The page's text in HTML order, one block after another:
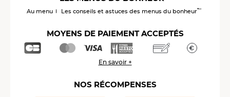
Au menu Les conseils et astuces des menus du bonheur™
MOYENS DE PAIEMENT ACCEPTÉS
En savoir +
NOS RÉCOMPENSES